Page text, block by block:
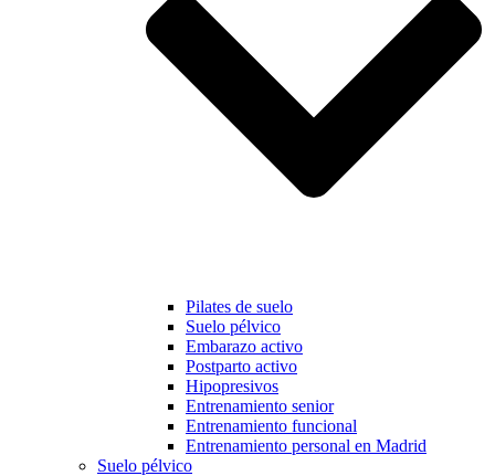
Pilates de suelo
Suelo pélvico
Embarazo activo
Postparto activo
Hipopresivos
Entrenamiento senior
Entrenamiento funcional
Entrenamiento personal en Madrid
Suelo pélvico